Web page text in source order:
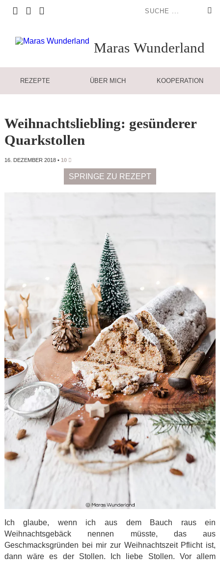
Maras Wunderland
REZEPTE ÜBER MICH KOOPERATION
Weihnachtsliebling: gesünderer
Quarkstollen
16. DEZEMBER 2018• 10
SPRINGE ZU REZEPT
Ich glaube, wenn ich aus dem Bauch raus ein
Weihnachtsgebäck nennen müsste, das aus
Geschmacksgründen bei mir zur Weihnachtszeit Pflicht ist,
dann wäre es der Stollen. Ich liebe Stollen. Vor allem